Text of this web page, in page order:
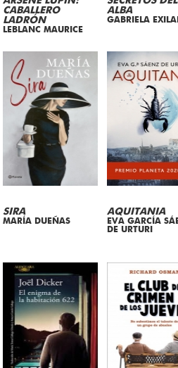
CABALLERO
LADRÓN
LEBLANC MAURICE
ALBA
GABRIELA
SIRA
MARÍA DUEÑAS
AQUITANIA
EVA GARCÍA
DE URTURI